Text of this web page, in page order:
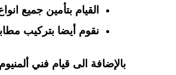
القيام بتأمين جميع
نقوم أيضا بتركيب
بالإضافة الى قيام فني